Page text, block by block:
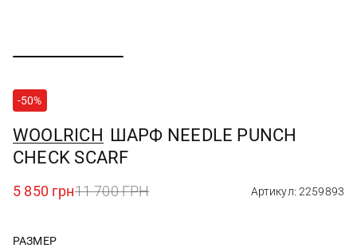
-50%
WOOLRICH ШАРФ NEEDLE PUNCH
CHECK SCARF
5 850 грн11 700 ГРН Артикул: 2259893
РАЗМЕР